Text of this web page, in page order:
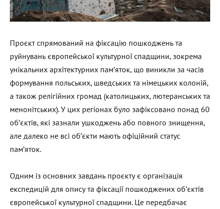
Проєкт спрямований на фіксацію пошкоджень та
руйнувань європейської культурної спадщини, зокрема
унікальних архітектурних пам’яток, що виникли за часів
формування польських, шведських та німецьких колоній,
а також релігійних громад (католицьких, лютеранських та
менонітських). У цих регіонах було зафіксовано понад 60
об’єктів, які зазнали ушкоджень або повного знищення,
але далеко не всі об’єкти мають офіційний статус
пам’яток.
Одним із основних завдань проєкту є організація
експедицій для опису та фіксації пошкоджених об’єктів
європейської культурної спадщини. Це передбачає